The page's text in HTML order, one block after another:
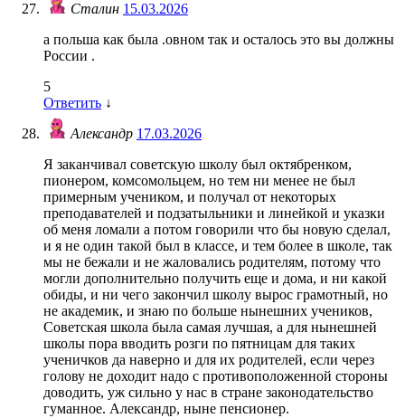
Сталин 15.03.2026
а польша как была .овном так и осталось это вы должны
России .
5
Ответить ↓
Александр 17.03.2026
Я заканчивал советскую школу был октябренком,
пионером, комсомольцем, но тем ни менее не был
примерным учеником, и получал от некоторых
преподавателей и подзатыльники и линейкой и указки
об меня ломали а потом говорили что бы новую сделал,
и я не один такой был в классе, и тем более в школе, так
мы не бежали и не жаловались родителям, потому что
могли дополнительно получить еще и дома, и ни какой
обиды, и ни чего закончил школу вырос грамотный, но
не академик, и знаю по больше нынешних учеников,
Советская школа была самая лучшая, а для нынешней
школы пора вводить розги по пятницам для таких
ученичков да наверно и для их родителей, если через
голову не доходит надо с противоположенной стороны
доводить, уж сильно у нас в стране законодательство
гуманное. Александр, ныне пенсионер.